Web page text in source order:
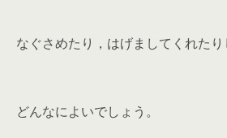
なぐさめたり，はげましてくれたり
どんなによいでしょう。